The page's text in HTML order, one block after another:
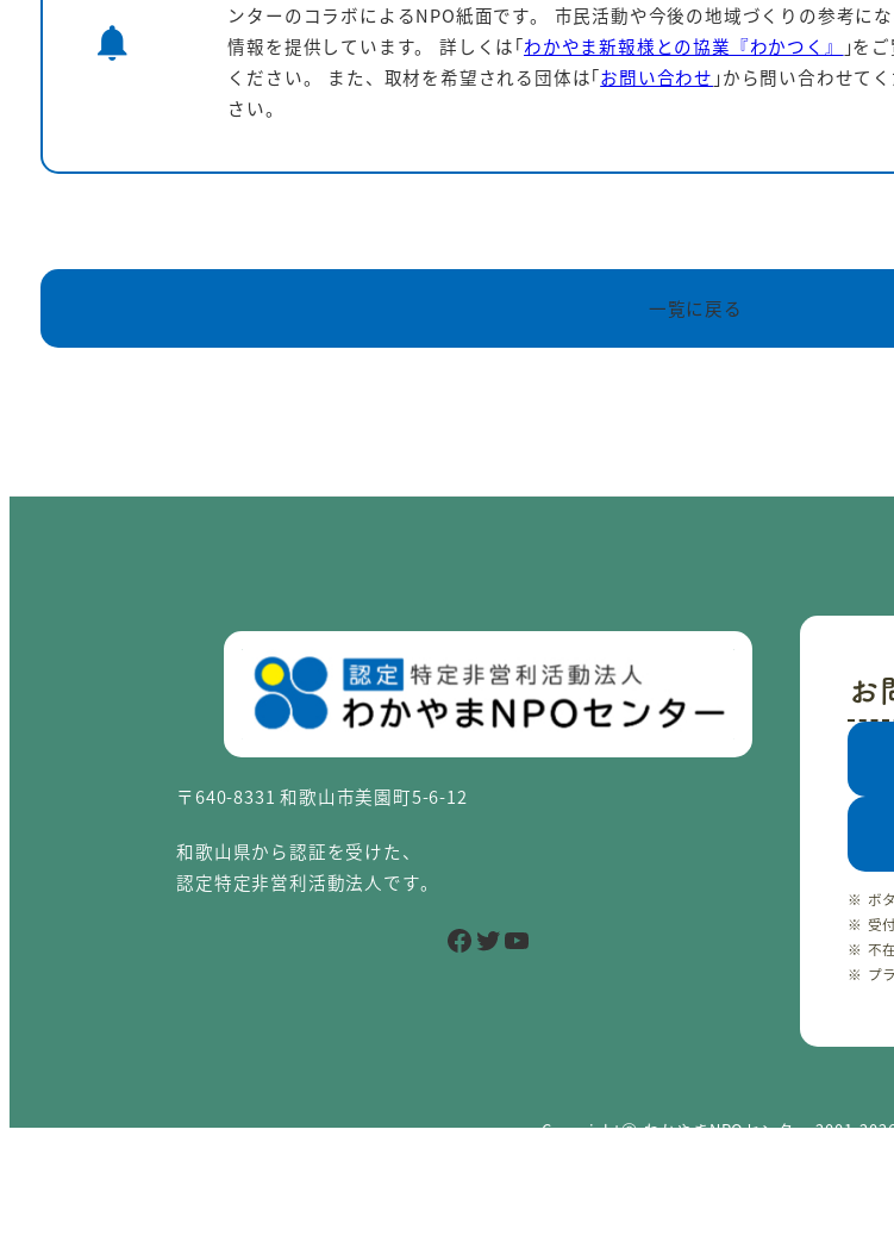
notifications
ンターのコラボによるNPO紙面です。 市民活動や今後の地域づくりの参考にな
情報を提供しています。 詳しくは｢わかやま新報様との協業『わかつく』
｣を
ください。 また、取材を希望される団体は｢お問い合わせ ｣から問い合わせて
さい。
一覧に戻る
〒640-8331 和歌山市美園町5-6-12
和歌山県から認証を受けた、
認定特定非営利活動法人です。
Facebook Twitter YouTube
お
※ ボ
※ 受
※ 不
※ プ
CopyrightⒸ わかやまNPOセンター 2001-